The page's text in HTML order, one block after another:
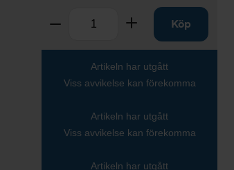
Ta bort Lägg tillKöp
Artikeln har utgått
Viss avvikelse kan förekomma
Artikeln har utgått
Viss avvikelse kan förekomma
Artikeln har utgått